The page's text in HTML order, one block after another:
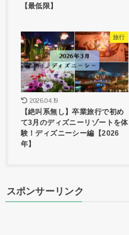
【最低限】
旅行
2026.04.19
【絶叫系無し】卒業旅行で初め
て3月のディズニーリゾートを体
験！ディズニーシー編【2026
年】
スポンサーリンク